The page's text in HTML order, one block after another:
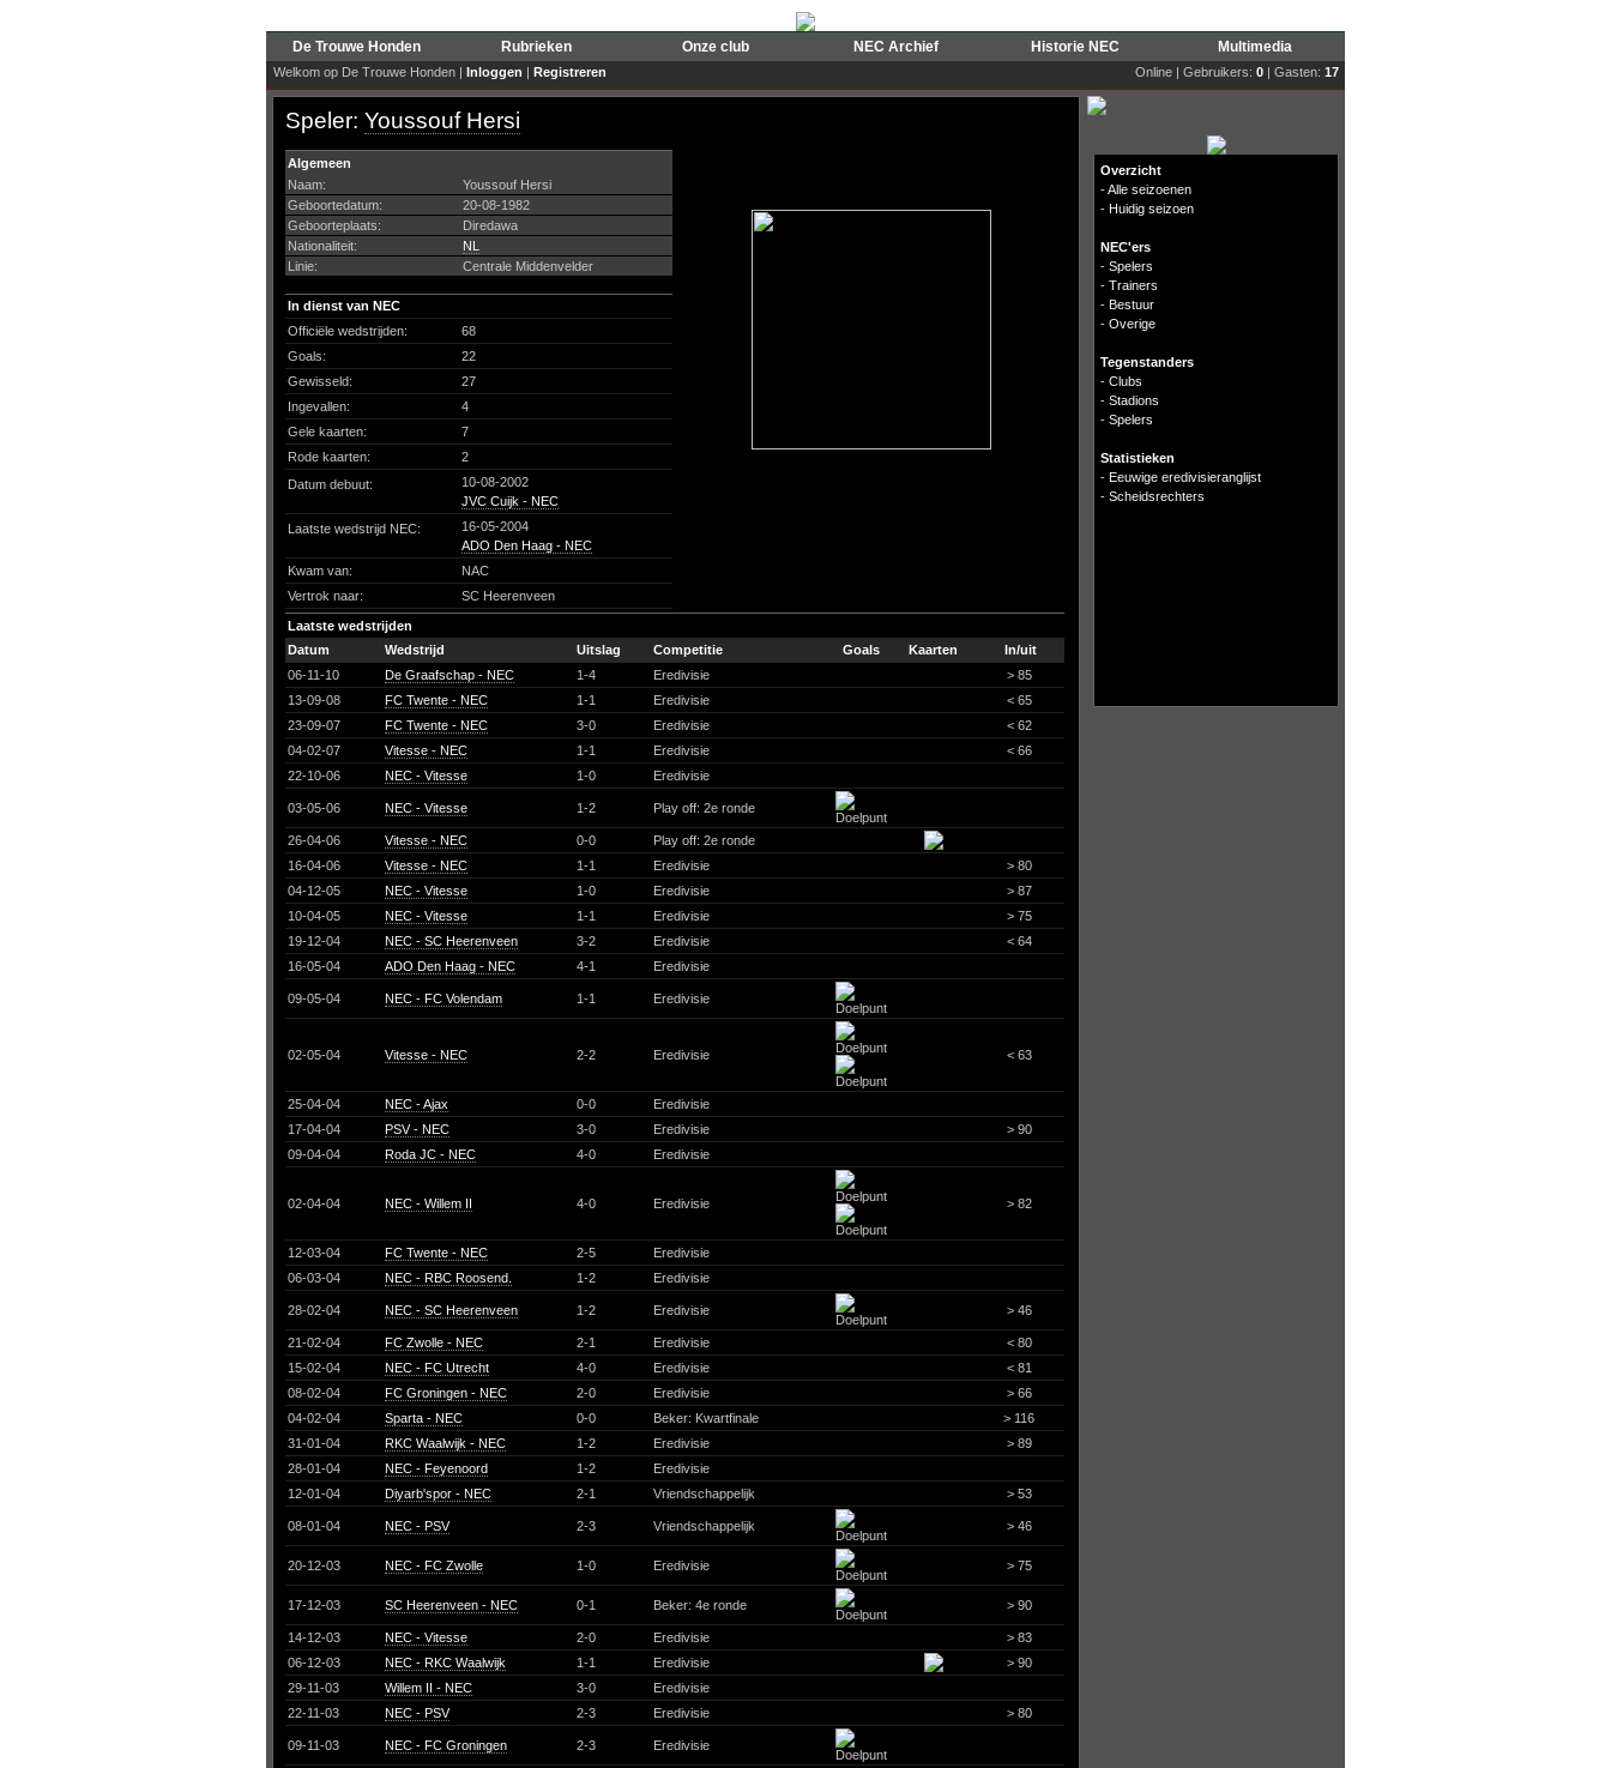
De Trouwe Honden Rubrieken Onze club NEC Archief Historie NEC Multimedia
Welkom op De Trouwe Honden | Inloggen | Registreren Online | Gebruikers: 0 | Gasten: 17
Speler: Youssouf Hersi
Algemeen
Naam:
Youssouf Hersi
Geboortedatum:
20-08-1982
Geboorteplaats:
Diredawa
Nationaliteit:
NL
Linie:
Centrale Middenvelder
In dienst van NEC
Officiële wedstrijden:
68
Goals:
22
Gewisseld:
27
Ingevallen:
4
Gele kaarten:
7
Rode kaarten:
2
Datum debuut:
10-08-2002
JVC Cuijk - NEC
Laatste wedstrijd NEC:
16-05-2004
ADO Den Haag - NEC
Kwam van:
NAC
Vertrok naar:
SC Heerenveen
Laatste wedstrijden
Datum
Wedstrijd Uitslag Competitie Goals Kaarten
In/uit
06-11-10
De Graafschap - NEC 1-4 Eredivisie
> 85
13-09-08
FC Twente - NEC 1-1 Eredivisie
< 65
23-09-07
FC Twente - NEC 3-0 Eredivisie
< 62
04-02-07
Vitesse - NEC 1-1 Eredivisie
< 66
22-10-06
NEC - Vitesse 1-0 Eredivisie
03-05-06 NEC - Vitesse 1-2 Play off: 2e ronde
26-04-06 Vitesse - NEC 0-0
Play off: 2e ronde
16-04-06
Vitesse - NEC 1-1 Eredivisie
> 80
04-12-05
NEC - Vitesse 1-0 Eredivisie
> 87
10-04-05
NEC - Vitesse 1-1 Eredivisie
> 75
19-12-04
NEC - SC Heerenveen 3-2 Eredivisie
< 64
16-05-04
ADO Den Haag - NEC 4-1 Eredivisie
09-05-04 NEC - FC Volendam 1-1 Eredivisie
02-05-04 Vitesse - NEC 2-2 Eredivisie < 63
25-04-04 NEC - Ajax 0-0
Eredivisie
17-04-04
PSV - NEC 3-0 Eredivisie
> 90
09-04-04
Roda JC - NEC 4-0 Eredivisie
02-04-04 NEC - Willem II 4-0 Eredivisie > 82
12-03-04 FC Twente - NEC 2-5
Eredivisie
06-03-04
NEC - RBC Roosend. 1-2 Eredivisie
28-02-04 NEC - SC Heerenveen 1-2 Eredivisie > 46
21-02-04 FC Zwolle - NEC 2-1 Eredivisie
< 80
15-02-04
NEC - FC Utrecht 4-0 Eredivisie
< 81
08-02-04
FC Groningen - NEC 2-0 Eredivisie
> 66
04-02-04
Sparta - NEC 0-0 Beker: Kwartfinale
> 116
31-01-04
RKC Waalwijk - NEC 1-2 Eredivisie
> 89
28-01-04
NEC - Feyenoord 1-2
Eredivisie
12-01-04
Diyarb'spor - NEC 2-1 Vriendschappelijk > 53
08-01-04 NEC - PSV 2-3 Vriendschappelijk > 46
20-12-03 NEC - FC Zwolle 1-0 Eredivisie > 75
17-12-03 SC Heerenveen - NEC 0-1 Beker: 4e ronde > 90
14-12-03 NEC - Vitesse 2-0 Eredivisie
> 83
06-12-03
NEC - RKC Waalwijk 1-1 Eredivisie
> 90
29-11-03
Willem II - NEC 3-0
Eredivisie
22-11-03
NEC - PSV 2-3 Eredivisie > 80
09-11-03 NEC - FC Groningen 2-3 Eredivisie
Overzicht
-Alle seizoenen
- Huidig seizoen
NEC'ers
- Spelers
- Trainers
- Bestuur
- Overige
Tegenstanders
- Clubs
- Stadions
- Spelers
Statistieken
- Eeuwige eredivisieranglijst
- Scheidsrechters